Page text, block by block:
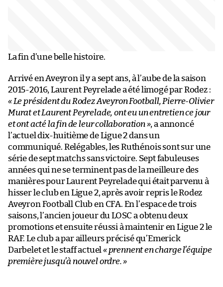
La fin d’une belle histoire.
Arrivé en Aveyron il y a sept ans, à l’aube de la saison
2015-2016, Laurent Peyrelade a été limogé par Rodez :
« Le président du Rodez Aveyron Football, Pierre-Olivier
Murat et Laurent Peyrelade, ont eu un entretien ce jour
et ont acté la fin de leur collaboration », a annoncé
l’actuel dix-huitième de Ligue 2 dans un
communiqué. Relégables, les Ruthénois sont sur une
série de sept matchs sans victoire. Sept fabuleuses
années qui ne se terminent pas de la meilleure des
manières pour Laurent Peyrelade qui était parvenu à
hisser le club en Ligue 2, après avoir repris le Rodez
Aveyron Football Club en CFA. En l’espace de trois
saisons, l’ancien joueur du LOSC a obtenu deux
promotions et ensuite réussi à maintenir en Ligue 2 le
RAF. Le club a par ailleurs précisé qu’Emerick
Darbelet et le staff actuel « prennent en charge l’équipe
première jusqu’à nouvel ordre. »